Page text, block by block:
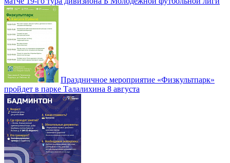
Праздничное мероприятие «Физкультпарк»
пройдет в парке Талалихина 8 августа